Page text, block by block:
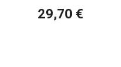
29,70 €